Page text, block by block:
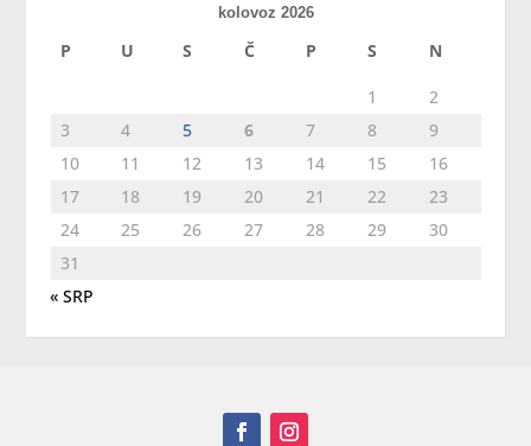
kolovoz 2026
P U S Č P S N
1
2
3
4 5 6 7 8
9
10
11 12 13 14 15
16
17
18 19 20 21 22
23
24
25 26 27 28 29
30
31
« SRP